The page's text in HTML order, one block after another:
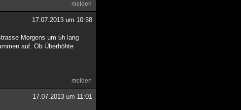
melden
17.07.2013 um 10:58
Morgens um 5h lang
auf. Ob Überhöhte
melden
17.07.2013 um 11:01